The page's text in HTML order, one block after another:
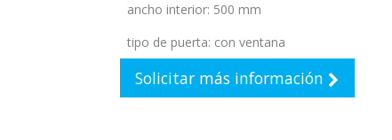
ancho interior: 500 mm
tipo de puerta: con ventana
Solicitar más información